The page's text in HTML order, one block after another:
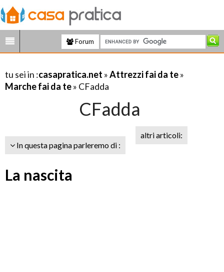
Forum
tu sei in :casapratica.net »Attrezzi fai da te»
Marche fai da te» CFadda
CFadda
In questa pagina parleremo di :
altri articoli:
La nascita